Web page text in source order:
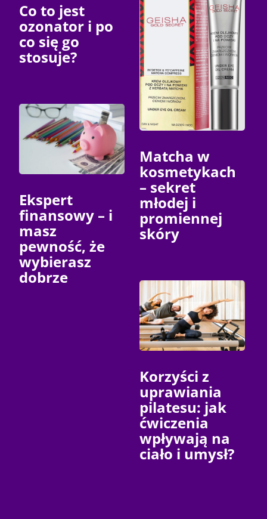
Co to jest
ozonator i po
co się go
stosuje?
Ekspert
finansowy – i
masz
pewność, że
wybierasz
dobrze
Matcha w
kosmetykach
– sekret
młodej i
promiennej
skóry
Korzyści z
uprawiania
pilatesu: jak
ćwiczenia
wpływają na
ciało i umysł?